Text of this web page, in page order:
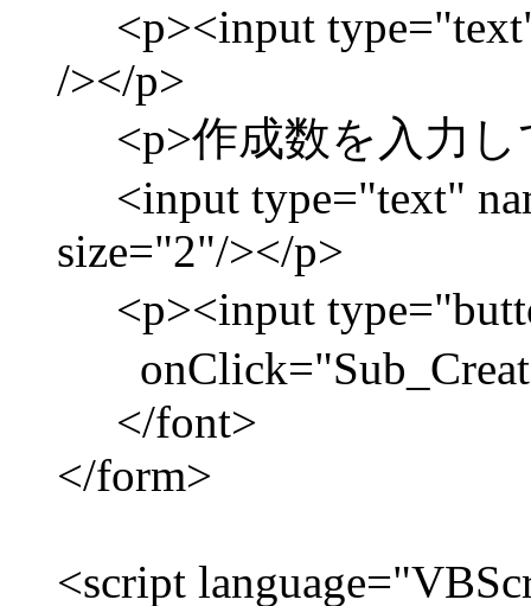
<p><input
/></p>
<p>作成数を入力し
<input type="text"
size="2"/></p>
<p><input
</font>
</form>
<script